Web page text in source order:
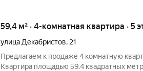
59,4 м² · 4-комнатная квартира · 5
улица Декабристов, 21
Предлагаем к продаже 4 комнатную
Квартира площадью 59.4 квадратных